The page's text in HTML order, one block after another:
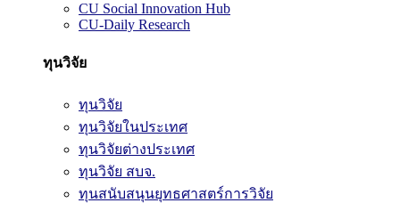
CU Social Innovation Hub
CU-Daily Research
ทุนวิจัย
ทุนวิจัย
ทุนวิจัยในประเทศ
ทุนวิจัยต่างประเทศ
ทุนวิจัย สบจ.
ทุนสนับสนุนยุทธศาสตร์การวิจัย